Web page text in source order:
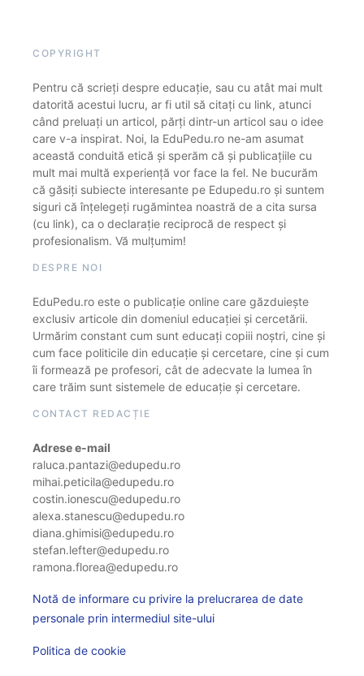
COPYRIGHT
Pentru că scrieți despre educație, sau cu atât mai mult
datorită acestui lucru, ar fi util să citați cu link, atunci
când preluați un articol, părți dintr-un articol sau o idee
care v-a inspirat. Noi, la EduPedu.ro ne-am asumat
această conduită etică și sperăm că și publicațiile cu
mult mai multă experiență vor face la fel. Ne bucurăm
că găsiți subiecte interesante pe Edupedu.ro și suntem
siguri că înțelegeți rugămintea noastră de a cita sursa
(cu link), ca o declarație reciprocă de respect și
profesionalism. Vă mulțumim!
DESPRE NOI
EduPedu.ro este o publicație online care găzduiește
exclusiv articole din domeniul educației și cercetării.
Urmărim constant cum sunt educați copiii noștri, cine și
cum face politicile din educație și cercetare, cine și cum
îi formează pe profesori, cât de adecvate la lumea în
care trăim sunt sistemele de educație și cercetare.
CONTACT REDACȚIE
Adrese e-mail
raluca.pantazi@edupedu.ro
mihai.peticila@edupedu.ro
costin.ionescu@edupedu.ro
alexa.stanescu@edupedu.ro
diana.ghimisi@edupedu.ro
stefan.lefter@edupedu.ro
ramona.florea@edupedu.ro
Notă de informare cu privire la prelucrarea de date
personale prin intermediul site-ului
Politica de cookie